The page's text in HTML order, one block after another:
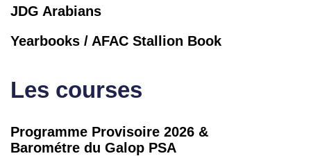
JDG Arabians
Yearbooks / AFAC Stallion Book
Les courses
Programme Provisoire 2026 &
Barométre du Galop PSA